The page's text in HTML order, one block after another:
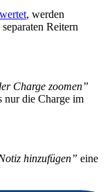
, werden
Reitern
Charge zoomen”
nur die Charge im
hinzufügen” eine